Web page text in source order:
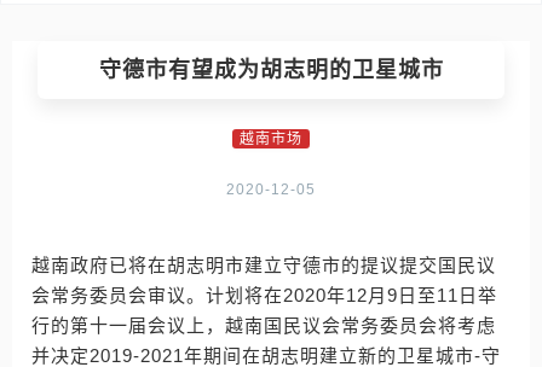
守德市有望成为胡志明的卫星城市
越南市场
2020-12-05
越南政府已将在胡志明市建立守德市的提议提交国民议
会常务委员会审议。计划将在2020年12月9日至11日举
行的第十一届会议上，越南国民议会常务委员会将考虑
并决定2019-2021年期间在胡志明建立新的卫星城市-守